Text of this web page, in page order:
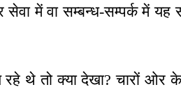
में वा सम्बन्ध-सम्पर्क में
रहे थे तो क्या देखा? चारों ओर